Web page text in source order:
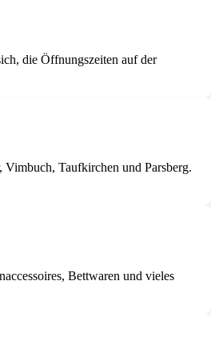
die Öffnungszeiten auf der
Taufkirchen und Parsberg.
Bettwaren und vieles